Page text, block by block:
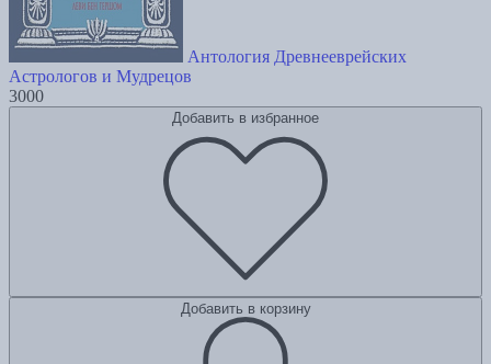
Антология Древнееврейских
Астрологов и Мудрецов
3000
Добавить в избранное
Добавить в корзину